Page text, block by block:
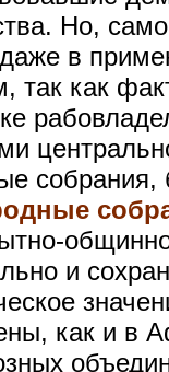
Но,
в
так как
собрания,
и
как и в